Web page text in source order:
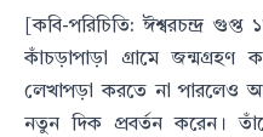
[কবি-পরিচিতি: ঈশ্বরচন্দ্র গুপ্ত
কাঁচড়াপাড়া গ্রামে জন্মগ্রহণ
লেখাপড়া করতে না পারলেও
নতুন দিক প্রবর্তন করেন।